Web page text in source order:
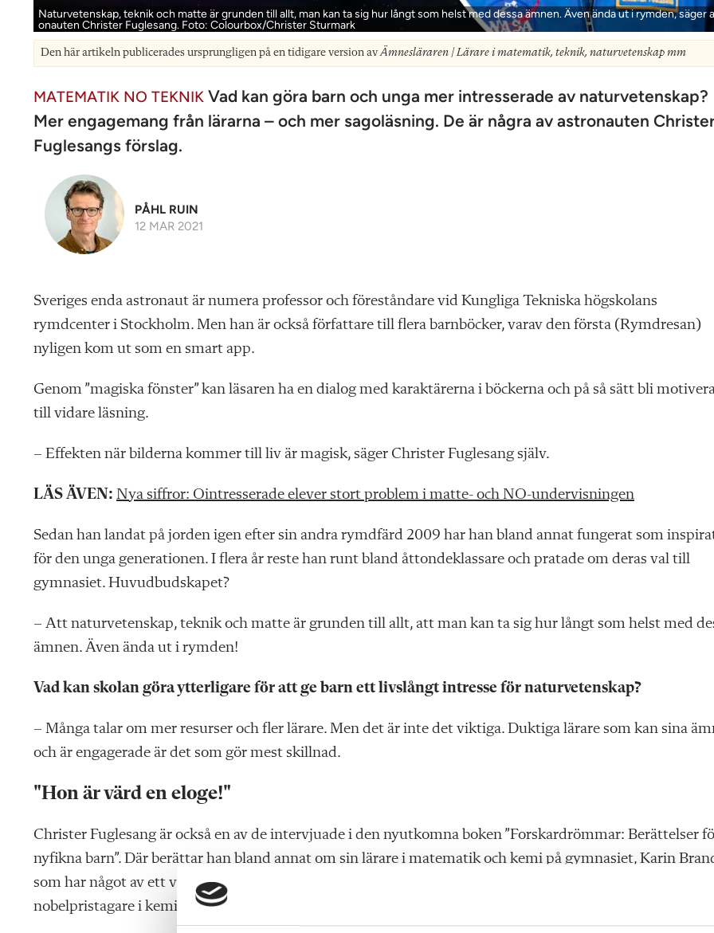
Naturvetenskap, teknik och matte är grunden till allt, man kan ta sig hur långt som helst med dessa ämnen. Även ända ut i rymden, säger
onauten Christer Fuglesang. Foto: Colourbox/Christer Sturmark
Den här artikeln publicerades ursprungligen på en tidigare version avÄmnesläraren | Lärare i matematik, teknik, naturvetenskap mm
MATEMATIK NO TEKNIK Vad kan göra barn och unga mer intresserade av naturvetenskap?
Mer engagemang från lärarna – och mer sagoläsning. De är några av astronauten
Fuglesangs förslag.
PÅHL RUIN
12 MAR 2021
Sveriges enda astronaut är numera professor och föreståndare vid Kungliga Tekniska högskolans
rymdcenter i Stockholm. Men han är också författare till flera barnböcker, varav den första (Rymdresan)
nyligen kom ut som en smart app.
Genom ”magiska fönster” kan läsaren ha en dialog med karaktärerna i böckerna och på så sätt bli
till vidare läsning.
– Effekten när bilderna kommer till liv är magisk, säger Christer Fuglesang själv.
LÄS ÄVEN: Nya siffror: Ointresserade elever stort problem i matte- och NO-undervisningen
Sedan han landat på jorden igen efter sin andra rymdfärd 2009 har han bland annat fungerat som
för den unga generationen. I flera år reste han runt bland åttondeklassare och pratade om deras val till
gymnasiet. Huvudbudskapet?
– Att naturvetenskap, teknik och matte är grunden till allt, att man kan ta sig hur långt som helst med
ämnen. Även ända ut i rymden!
Vad kan skolan göra ytterligare för att ge barn ett livslångt intresse för naturvetenskap?
– Många talar om mer resurser och fler lärare. Men det är inte det viktiga. Duktiga lärare som kan sina
och är engagerade är det som gör mest skillnad.
"Hon är värd en eloge!"
Christer Fuglesang är också en av de intervjuade i den nyutkomna boken ”Forskardrömmar: Berättelser
nyfikna barn”. Där berättar han bland annat om sin lärare i matematik och kemi på gymnasiet, Karin
som har något av ett världsrekord: bland hennes forna elever finns idag både en astronaut och en
nobelpristagare i kemi (Tomas Lindahl).